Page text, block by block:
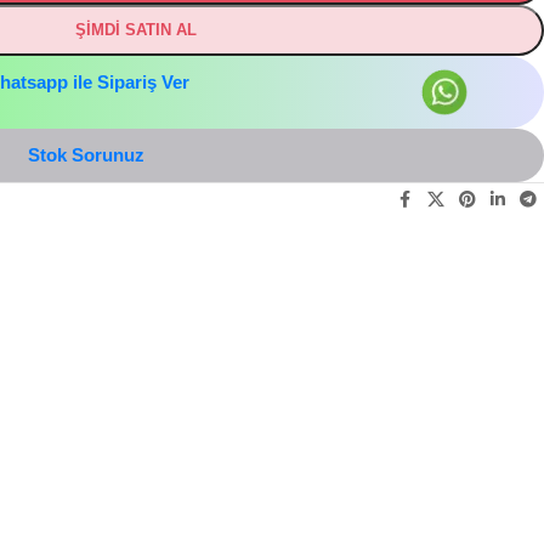
ŞİMDİ SATIN AL
ile Sipariş Ver
Stok Sorunuz